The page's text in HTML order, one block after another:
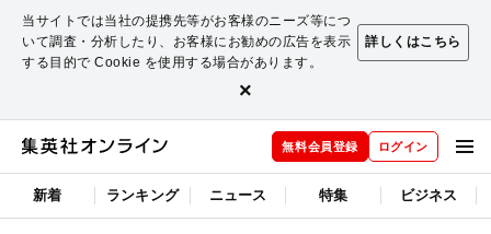
当サイトでは当社の提携先等がお客様のニーズ等につ
いて調査・分析したり、お客様にお勧めの広告を表示
する目的で Cookie を使用する場合があります。
詳しくはこちら
×
無料会員登録 ログイン
新着 ランキング ニュース 特集 ビジネス